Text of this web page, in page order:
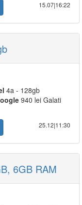
15.07|16:22
4a - 128gb
940 lei Galati
25.12|11:30
6GB RAM